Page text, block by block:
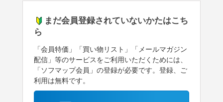
まだ会員登録されていないかたはこち
ら
「会員特価」「買い物リスト」「メールマガジン
配信」等のサービスをご利用いただくためには、
「ソフマップ会員」の登録が必要です。登録、ご
利用は無料です。